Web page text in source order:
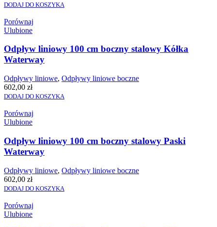
DODAJ DO KOSZYKA
Porównaj
Ulubione
Odpływ liniowy 100 cm boczny stalowy Kółka
Waterway
Odpływy liniowe, Odpływy liniowe boczne
602,00 zł
DODAJ DO KOSZYKA
Porównaj
Ulubione
Odpływ liniowy 100 cm boczny stalowy Paski
Waterway
Odpływy liniowe, Odpływy liniowe boczne
602,00 zł
DODAJ DO KOSZYKA
Porównaj
Ulubione